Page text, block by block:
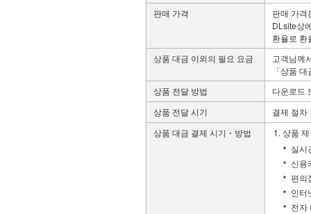
판매 가격
판매 가격
DLsite상
환율로 환
상품 대금 이외의 필요 요금
고객님께
「상품
상품 전달 방법
다운로드
상품 전달 시기
결제 절차
상품 대금 결제 시기・방법
상품
실시
신용
편의
인터
전자